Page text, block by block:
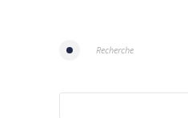
Recherche